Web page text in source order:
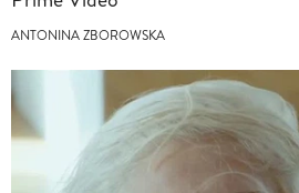
ANTONINA ZBOROWSKA